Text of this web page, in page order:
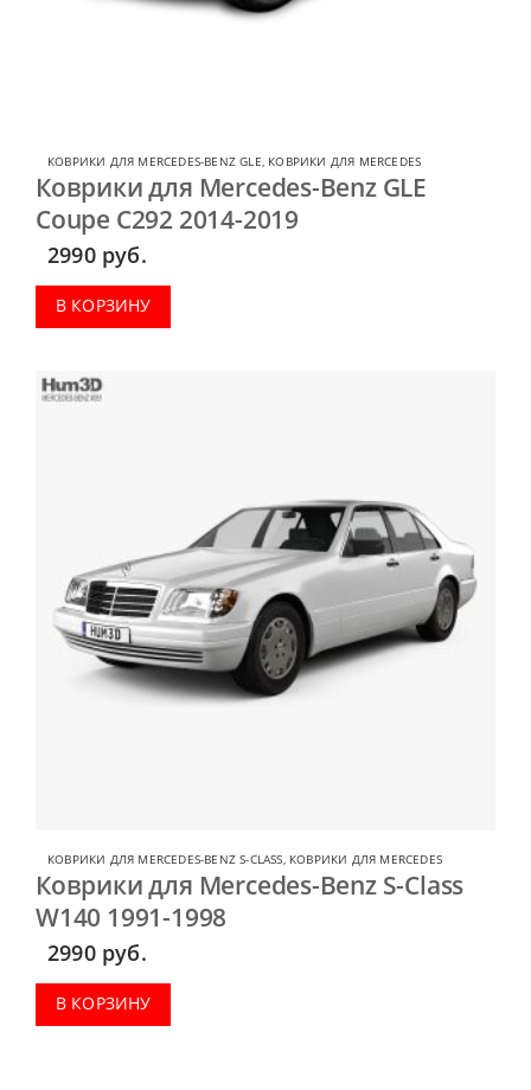
КОВРИКИ ДЛЯ MERCEDES-BENZ GLE КОВРИКИ ДЛЯ MERCEDES
Коврики для Mercedes-Benz GLE
Coupe C292 2014-2019
2990 руб.
В КОРЗИНУ
КОВРИКИ ДЛЯ MERCEDES-BENZ S-CLASS КОВРИКИ ДЛЯ MERCEDES
Коврики для Mercedes-Benz S-Class
W140 1991-1998
2990 руб.
В КОРЗИНУ